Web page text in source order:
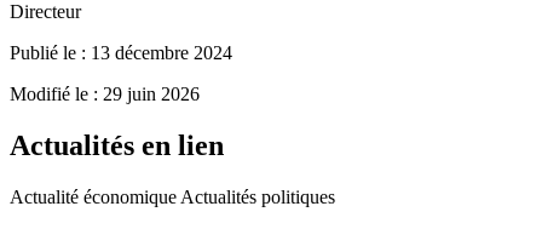
Directeur
Publié le : 13 décembre 2024
Modifié le : 29 juin 2026
Actualités en lien
Actualité économique Actualités politiques